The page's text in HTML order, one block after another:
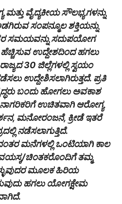
ವೈದ್ಯಕೀಯ ಸೌಲಭ್ಯಗಳನ್ನು
ಸಂಪನ್ಮೂಲ ಶಕ್ತಿಯನ್ನು
ಸಮಯವನ್ನು ಸದುಪಯೋಗ
ಉದ್ದೇಶದಿಂದ ಹಗಲು
30 ಜಿಲ್ಲೆಗಳಲ್ಲಿ ಸ್ವಯಂ
ಉದ್ದೇಶಿಸಲಾಗಿರುತ್ತದೆ. ಪ್ರತಿ
ಬಂದು ಹೋಗಲು ಅವಕಾಶ
ಉಚಿತವಾಗಿ ಆರೋಗ್ಯ
ಮನೋರಂಜನೆ, ಕ್ರೀಡೆ ಇತರೆ
ನಡೆಸಲಾಗುತ್ತಿದೆ.
ಮನೆಗಳಲ್ಲಿ ಒಂಟಿಯಾಗಿ ಕಾಲ
ಚಿಂತಕರೊಂದಿಗೆ ತಮ್ಮ
ಮೂಲಕ ಹಿರಿಯ
ಹಗಲು ಯೋಗಕ್ಷೇಮ